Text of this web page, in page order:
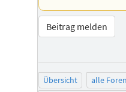
Beitrag melden
Übersicht alle Foren